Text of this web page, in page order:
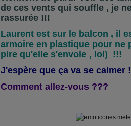
de ces vents qui souffle , je
rassurée !!!
Laurent est sur le balcon , il
armoire en plastique pour ne
pire qu'elle s'envole , lol) !!!
J'espère que ça va se calmer
Comment allez-vous ???